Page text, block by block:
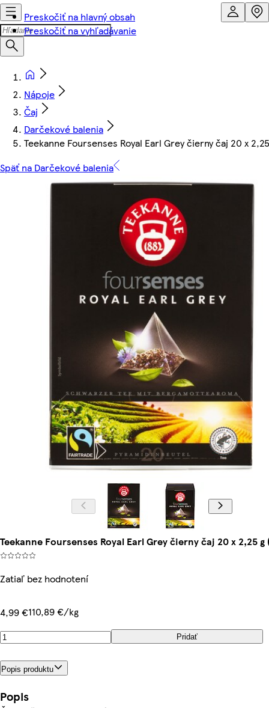
Preskočiť na hlavný obsah
Preskočiť na vyhľadávanie
Nápoje
Čaj
Darčekové balenia
Teekanne Foursenses Royal Earl Grey čierny čaj 20 x
Späť na Darčekové balenia
Teekanne Foursenses Royal Earl Grey čierny čaj 20 x 2,25 g
Zatiaľ bez hodnotení
4,99 €110,89 €/kg
Pridať
Popis produktu
Popis